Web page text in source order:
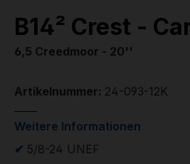
B14² Crest -
6,5 Creedmoor - 20''
Artikelnummer: 24-093-12K
Weitere Informationen
✔ 5/8-24 UNEF